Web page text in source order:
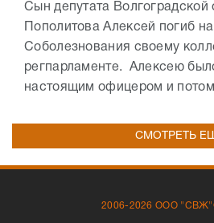
Сын депутата
Пополитова Алексей погиб
Соболезнования своему
регпарламенте. Алексею
настоящим офицером и
СМОТРЕТЬ
2006-2026 ООО